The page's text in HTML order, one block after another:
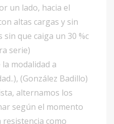
un lado, hacia el
altas cargas y sin
sin que caiga un 30 %c
serie)
modalidad a
(González Badillo)
alternamos los
según el momento
como